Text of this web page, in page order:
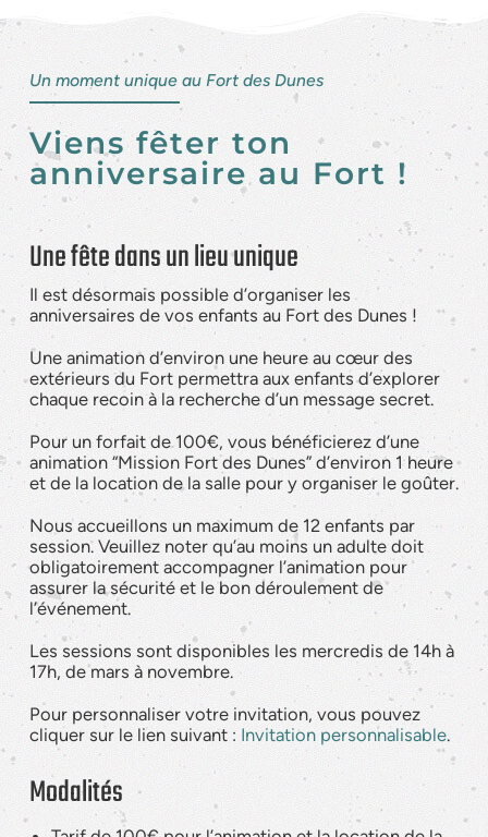
Un moment unique au Fort des Dunes
Viens fêter ton
anniversaire au Fort !
Une fête dans un lieu unique
Il est désormais possible d’organiser les
anniversaires de vos enfants au Fort des Dunes !
Une animation d’environ une heure au cœur des
extérieurs du Fort permettra aux enfants d’explorer
chaque recoin à la recherche d’un message secret.
Pour un forfait de 100€, vous bénéficierez d’une
animation “Mission Fort des Dunes” d’environ 1 heure
et de la location de la salle pour y organiser le goûter.
Nous accueillons un maximum de 12 enfants par
session. Veuillez noter qu’au moins un adulte doit
obligatoirement accompagner l’animation pour
assurer la sécurité et le bon déroulement de
l’événement.
Les sessions sont disponibles les mercredis de 14h à
17h, de mars à novembre.
Pour personnaliser votre invitation, vous pouvez
cliquer sur le lien suivant : Invitation personnalisable.
Modalités